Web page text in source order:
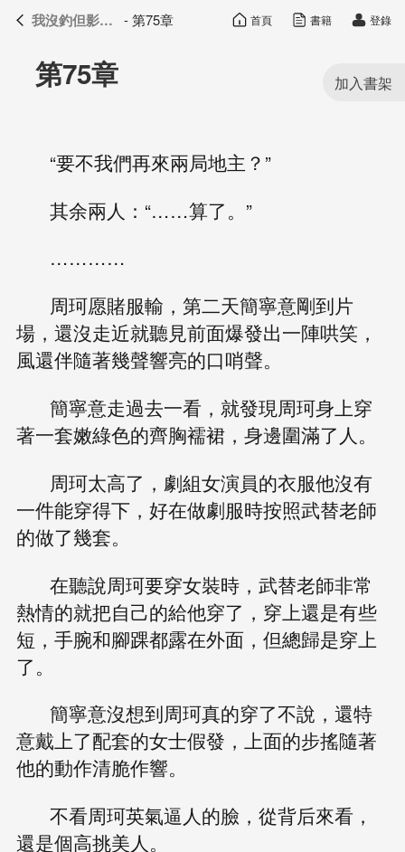
我沒釣但影帝真香了 目錄
第75章
“要不我們再來兩局地主？”
其余兩人：“……算了。”
…………
周珂愿賭服輸，第二天簡寧意剛到片
場，還沒走近就聽見前面爆發出一陣哄笑，
風還伴隨著幾聲響亮的口哨聲。
簡寧意走過去一看，就發現周珂身上穿
著一套嫩綠色的齊胸襦裙，身邊圍滿了人。
周珂太高了，劇組女演員的衣服他沒有
一件能穿得下，好在做劇服時按照武替老師
的做了幾套。
在聽說周珂要穿女裝時，武替老師非常
熱情的就把自己的給他穿了，穿上還是有些
短，手腕和腳踝都露在外面，但總歸是穿上
了。
簡寧意沒想到周珂真的穿了不說，還特
意戴上了配套的女士假發，上面的步搖隨著
他的動作清脆作響。
不看周珂英氣逼人的臉，從背后來看，
還是個高挑美人。
我沒釣但影帝真香了 - 第75章 首頁 書籍 登錄